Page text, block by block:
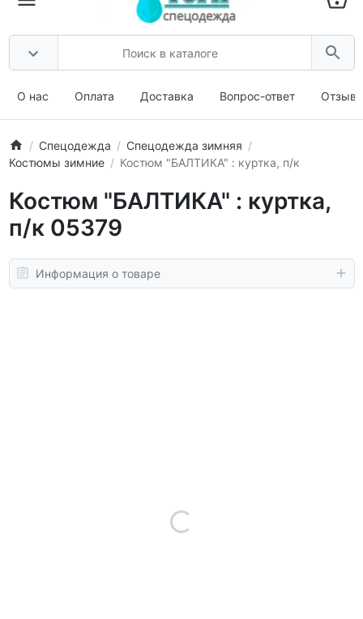
О нас Оплата Доставка Вопрос-ответ
Спецодежда
Спецодежда зимняя
Костюмы зимние
Костюм "БАЛТИКА" : куртка, п/к
Костюм "БАЛТИКА" : куртка,
п/к 05379
Информация о товаре